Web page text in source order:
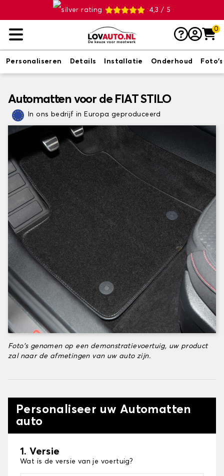
4,3 / 5
0
Personaliseren Details Installatie Onderhoud Foto's
Automatten voor de FIAT STILO
In ons bedrijf in Europa geproduceerd
Foto's genomen op een demonstratievoertuig, uw product
zal naar de afmetingen van uw auto zijn.
Personaliseer uw Automatten
auto
1. Versie
Wat is de versie van je voertuig?